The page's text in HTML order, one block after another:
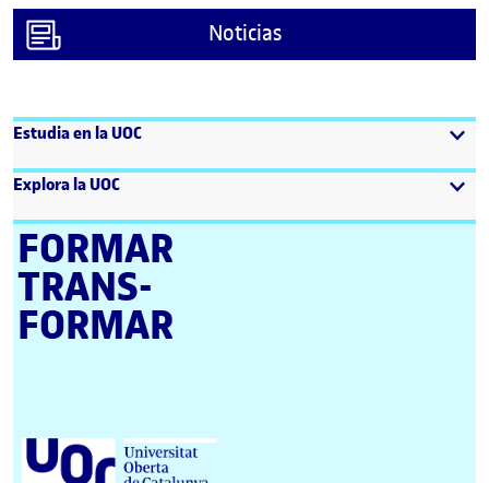
Noticias
Estudia en la UOC
Explora la UOC
FORMAR
TRANS­
FORMAR
Universitat Oberta de Catalunya (UOC)